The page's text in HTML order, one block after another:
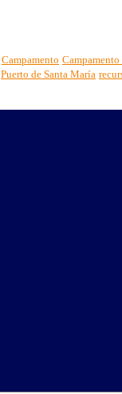
Campamento
Puerto de Santa María